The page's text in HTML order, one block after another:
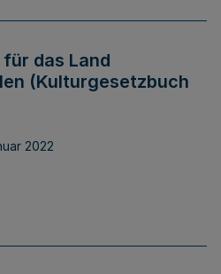
das Land
(Kulturgesetzbuch
2022